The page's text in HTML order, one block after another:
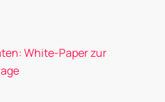
White-Paper zur